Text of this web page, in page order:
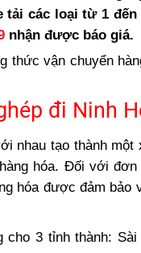
các loại từ 1 đến
nhận được báo giá.
thức vận chuyển
đi Ninh
nhau tạo thành một
hóa. Đối với
hóa được đảm bảo
3 tỉnh thành: